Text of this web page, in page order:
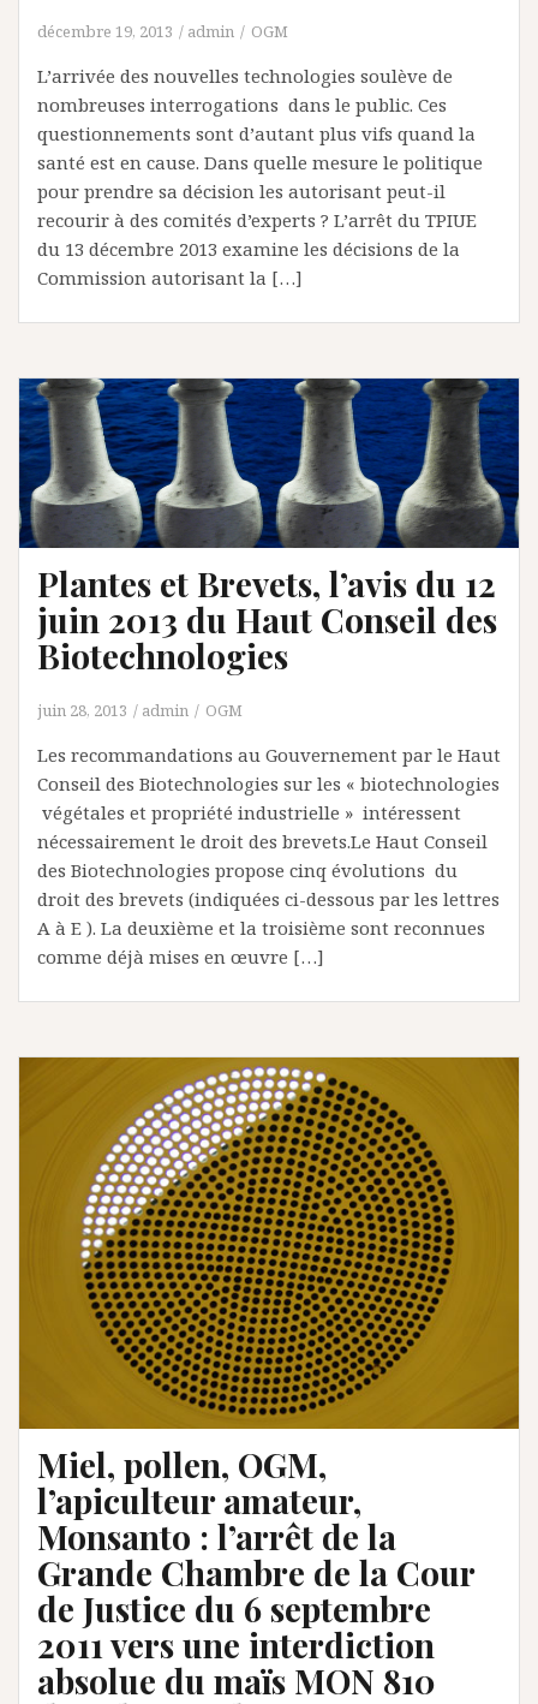
décembre 19, 2013 admin OGM
L’arrivée des nouvelles technologies soulève de
nombreuses interrogations dans le public. Ces
questionnements sont d’autant plus vifs quand la
santé est en cause. Dans quelle mesure le politique
pour prendre sa décision les autorisant peut-il
recourir à des comités d’experts ? L’arrêt du TPIUE
du 13 décembre 2013 examine les décisions de la
Commission autorisant la […]
Plantes et Brevets, l’avis du 12
juin 2013 du Haut Conseil des
Biotechnologies
juin 28, 2013 admin OGM
Les recommandations au Gouvernement par le Haut
Conseil des Biotechnologies sur les « biotechnologies
végétales et propriété industrielle » intéressent
nécessairement le droit des brevets.Le Haut Conseil
des Biotechnologies propose cinq évolutions du
droit des brevets (indiquées ci-dessous par les lettres
A à E ). La deuxième et la troisième sont reconnues
comme déjà mises en œuvre […]
Miel, pollen, OGM,
l’apiculteur amateur,
Monsanto : l’arrêt de la
Grande Chambre de la Cour
de Justice du 6 septembre
2011 vers une interdiction
absolue du maïs MON 810